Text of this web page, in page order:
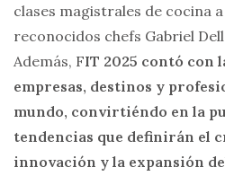
clases magistrales de cocina
reconocidos chefs Gabriel
Además, FIT 2025 contó con
empresas, destinos y
mundo, convirtiéndo en la
tendencias que definirán el
innovación y la expansión